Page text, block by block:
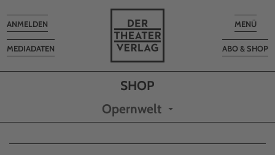
Toggle
MENÜ
ABO & SHOP
MEDIADATEN
Toggle
navigation
ANMELDEN
Opernwelt